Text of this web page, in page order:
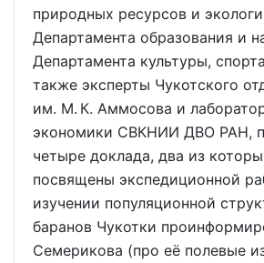
природных ресурсов и
Департамента образования и
Департамента культуры,
также эксперты Чукотского
им. М. К. Аммосова и
экономики СВКНИИ ДВО РАН,
четыре доклада, два из
посвящены экспедиционной
изучении популяционной
баранов Чукотки
Семерикова (про её полевые